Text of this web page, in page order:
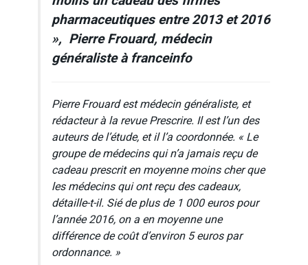
pharmaceutiques entre 2013 et 2016
», Pierre Frouard, médecin
généralisteà franceinfo
Pierre Frouard est médecin généraliste, et
rédacteur à la revuePrescrire. Il est l’un des
auteurs de l’étude, et il l’a coordonnée. «Le
groupe de médecins qui n’a jamais reçu de
cadeau prescrit en moyenne moins cher que
les médecins qui ont reçu des cadeaux,
détaille-t-il. Sié de plus de 1 000 euros pour
l’année 2016, on a en moyenne une
différence de coût d’environ 5 euros par
ordonnance. »